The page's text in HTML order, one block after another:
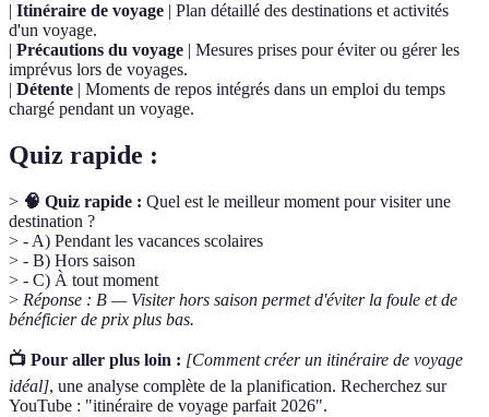
| Itinéraire de voyage | Plan détaillé des destinations et activités
d'un voyage.
| Précautions du voyage | Mesures prises pour éviter ou gérer les
imprévus lors de voyages.
| Détente | Moments de repos intégrés dans un emploi du temps
chargé pendant un voyage.
Quiz rapide :
> 🧠 Quiz rapide : Quel est le meilleur moment pour visiter une
destination ?
> - A) Pendant les vacances scolaires
> - B) Hors saison
> - C) À tout moment
> Réponse : B — Visiter hors saison permet d'éviter la foule et de
bénéficier de prix plus bas.
📺 Pour aller plus loin : [Comment créer un itinéraire de voyage
idéal], une analyse complète de la planification. Recherchez sur
YouTube : "itinéraire de voyage parfait 2026".